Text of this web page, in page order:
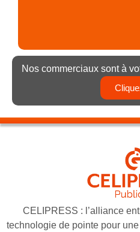
Nos commerciaux sont à
CELIPRESS : l’alliance
technologie de pointe pour